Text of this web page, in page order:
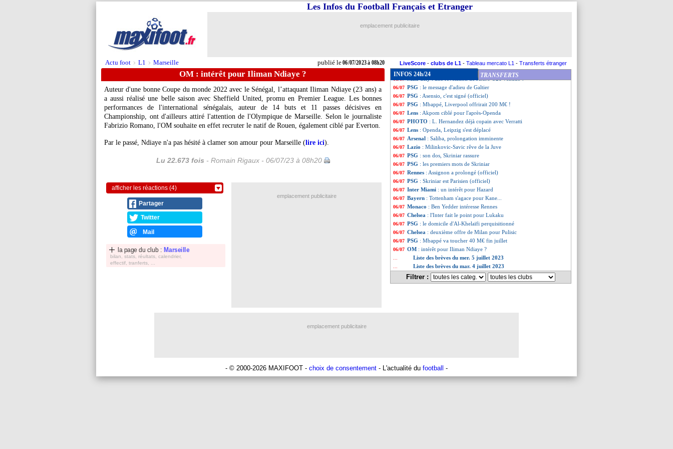
Actu foot > L1 > Marseille publié le06/07/2023 à 08h20
Les Infos du Football Français et Etranger
emplacement publicitaire
LiveScore - clubs de L1 - Tableau mercato L1 - Transferts étranger
OM : intérêt pour Iliman Ndiaye ?
Auteur d'une bonne Coupe du monde 2022 avec le Sénégal, l’attaquant Iliman Ndiaye (23 ans) a
a aussi réalisé une belle saison avec Sheffield United, promu en Premier League. Les bonnes
performances de l'international sénégalais, auteur de 14 buts et 11 passes décisives en
Championship, ont d'ailleurs attiré l'attention de l'Olympique de Marseille. Selon le journaliste
Fabrizio Romano, l'OM souhaite en effet recruter le natif de Rouen, également ciblé par Everton.
Par le passé, Ndiaye n'a pas hésité à clamer son amour pour Marseille (lire ici).
Lu 22.673 fois - Romain Rigaux - 06/07/23 à 08h20
afficher les réactions (4)
Partager
Twitter
Mail
la page du club : Marseille
bilan, stats, réultats, calendrier,
effectif, tranferts, ...
INFOS 24h/24 TRANSFERTS
06/07 PSG: Dembélé pour oublier Mbappé ?
06/07 Atletico : Azpilicueta jusqu'en 2024 (officiel)
06/07 Arsenal
06/07 Real: Arda Güler signe pour 6 ans (officiel)
06/07 Lyon: Lacazette évoque sa relation avec Cherki
: une révélation de l'Euro U21 vendue ?
06/07 PSG : le message d'adieu de Galtier
06/07 PSG : Asensio, c'est signé (officiel)
06/07 PSG : Mbappé, Liverpool offrirait 200 M€ !
06/07 Lens : Akpom ciblé pour l'après-Openda
06/07 PHOTO : L. Hernandez déjà copain avec Verratti
06/07 Lens : Openda, Leipzig s'est déplacé
06/07 Arsenal : Saliba, prolongation imminente
06/07 Lazio : Milinkovic-Savic rêve de la Juve
06/07 PSG : son dos, Skriniar rassure
06/07 PSG : les premiers mots de Skriniar
06/07 Rennes : Assignon a prolongé (officiel)
06/07 PSG : Skriniar est Parisien (officiel)
06/07 Inter Miami : un intérêt pour Hazard
06/07 Bayern : Tottenham s'agace pour Kane...
06/07 Monaco : Ben Yedder intéresse Rennes
06/07 Chelsea : l'Inter fait le point pour Lukaku
06/07 PSG : le domicile d'Al-Khelaïfi perquisitionné
06/07 Chelsea : deuxième offre de Milan pour Pulisic
06/07 PSG : Mbappé va toucher 40 M€ fin juillet
06/07 OM : intérêt pour Iliman Ndiaye ?
Liste des brèves du mer. 5 juillet 2023
Liste des brèves du mar. 4 juillet 2023
Filtrer :
emplacement publicitaire
emplacement publicitaire
- © 2000-2026 MAXIFOOT - choix de consentement - L'actualité du football -